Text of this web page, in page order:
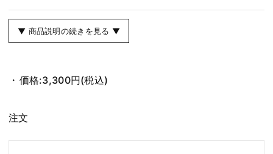
▼ 商品説明の続きを見る ▼
価格:3,300円(税込)
注文